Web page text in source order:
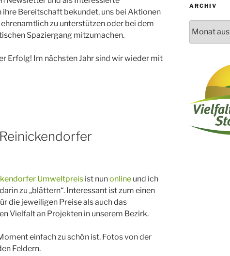
ihre Bereitschaft bekundet, uns bei Aktionen
zu unterstützen oder bei dem
Spaziergang mitzumachen.
Erfolg! Im nächsten Jahr sind wir wieder mit
Umweltpreis ist nunonline und ich
zu „blättern“. Interessant ist zum einen
die jeweiligen Preise als auch das
Vielfalt an Projekten in unserem Bezirk.
einfach zu schön ist. Fotos von der
Feldern.
ARCHIV